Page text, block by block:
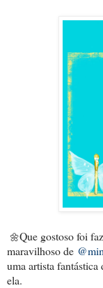
🌼Que gostoso foi
maravilhoso de
uma artista
ela.